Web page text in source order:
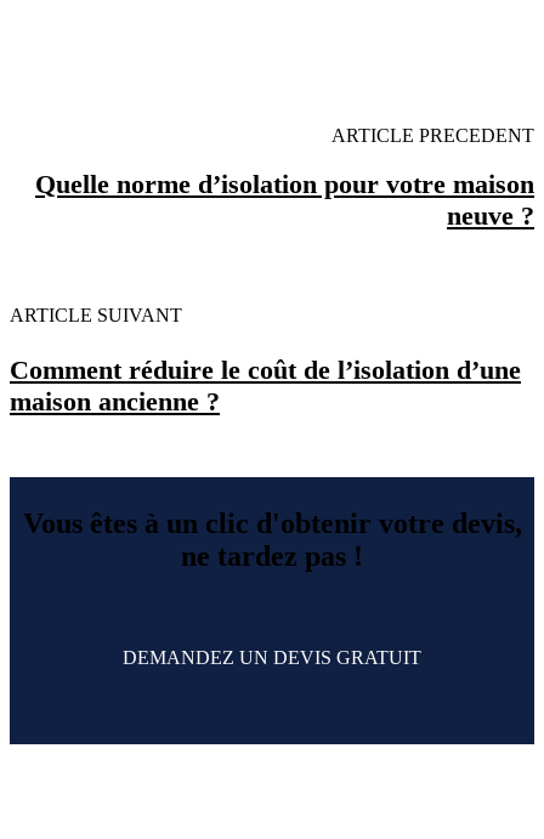
ARTICLE PRECEDENT
Quelle norme d’isolation pour votre maison
neuve ?
ARTICLE SUIVANT
Comment réduire le coût de l’isolation d’une
maison ancienne ?
Vous êtes à un clic d'obtenir votre devis,
ne tardez pas !
DEMANDEZ UN DEVIS GRATUIT